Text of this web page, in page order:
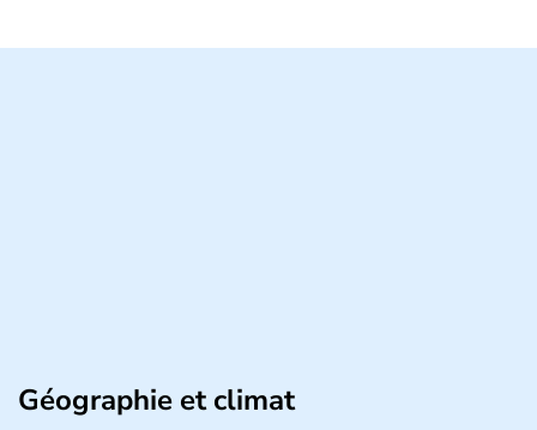
Géographie et climat